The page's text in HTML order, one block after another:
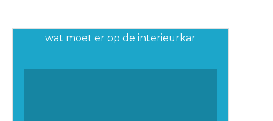
wat moet er op de interieurkar